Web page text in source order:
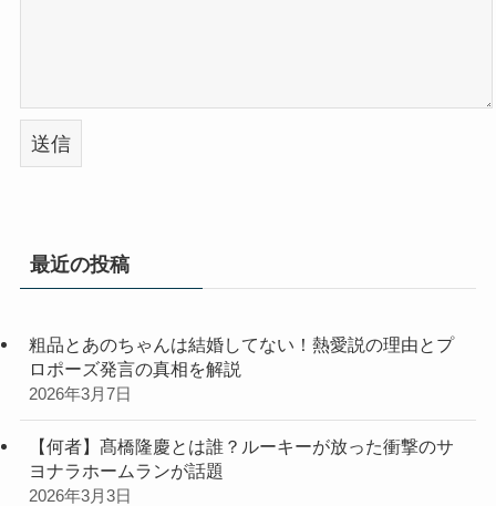
最近の投稿
粗品とあのちゃんは結婚してない！熱愛説の理由とプ
ロポーズ発言の真相を解説
2026年3月7日
【何者】髙橋隆慶とは誰？ルーキーが放った衝撃のサ
ヨナラホームランが話題
2026年3月3日